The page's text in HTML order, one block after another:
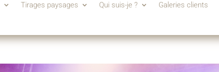
Tirages paysages Qui suis-je ? Galeries clients